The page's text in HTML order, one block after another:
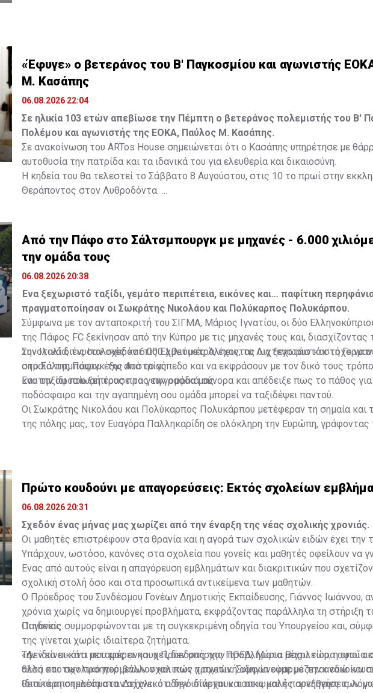
«Έφυγε» ο βετεράνος του Β' Παγκοσμίου και αγωνιστής
Μ. Κασάπης
06.08.2026 22:04
Σε ηλικία 103 ετών απεβίωσε την Πέμπτη ο βετεράνος πολεμιστής του Β'
Πολέμου και αγωνιστής της ΕΟΚΑ, Παύλος Μ. Κασάπης.
Σε ανακοίνωση του ARTos House σημειώνεται ότι ο Κασάπης υπηρέτησε με
αυτοθυσία την πατρίδα και τα ιδανικά του για ελευθερία και δικαιοσύνη.
Η κηδεία του θα τελεστεί το Σάββατο 8 Αυγούστου, στις 10 το πρωί στην
Θεράποντος στον Λυθροδόντα.
Από την Πάφο στο Σάλτσμπουργκ με μηχανές - 6.000
την ομάδα τους
06.08.2026 20:38
Ένα ξεχωριστό ταξίδι, γεμάτο περιπέτεια, εικόνες και… παφίτικη
πραγματοποίησαν οι Σωκράτης Νικολάου και Πολύκαρπος Πολυκάρπου.
Σύμφωνα με τον ανταποκριτή του ΣΙΓΜΑ, Μάριος Ιγνατίου, οι δύο
της Πάφος FC ξεκίνησαν από την Κύπρο με τις μηχανές τους και, διασχίζοντας
την Ιταλία, τις Ιταλικές και τις Ελβετικές Άλπεις, το Λιχτενστάιν και τη
στο Σάλτσμπουργκ της Αυστρίας.
Συνολικά διένυσαν σχεδόν 6.000 χιλιόμετρα, έχοντας ως ξεχωριστό στόχο να
σημαία της Πάφου έξω από το γήπεδο και να εκφράσουν με τον δικό τους
και την αφοσίωσή τους προς την ομάδα μας.
Ένα ταξίδι που ξεπέρασε τα γεωγραφικά σύνορα και απέδειξε πως το πάθος
ποδόσφαιρο και την αγαπημένη σου ομάδα μπορεί να ταξιδέψει παντού.
Οι Σωκράτης Νικολάου και Πολύκαρπος Πολυκάρπου μετέφεραν τη σημαία και
της πόλης μας, τον Ευαγόρα Παλληκαρίδη σε ολόκληρη την Ευρώπη, γράφοντας
Πρώτο κουδούνι με απαγορεύσεις: Εκτός σχολείων
06.08.2026 20:31
Σχεδόν ένας μήνας μας χωρίζει από την έναρξη της νέας σχολικής χρονιάς.
Οι μαθητές επιστρέφουν στα θρανία και η αγορά των σχολικών ειδών έχει την
Υπάρχουν, ωστόσο, κανόνες στα σχολεία που γονείς και μαθητές οφείλουν να
Ένας από αυτούς είναι η απαγόρευση εμβλημάτων και διακριτικών που
σχολική στολή όσο και στα προσωπικά αντικείμενα των μαθητών.
Ο Πρόεδρος του Συνδέσμου Γονέων Δημοτικής Εκπαίδευσης, Γιάννος Ιωάννου,
χρόνια χωρίς να δημιουργεί προβλήματα, εκφράζοντας παράλληλα τη στήριξη
Παιδείας.
«Δεν είναι κάτι που μας ανησυχεί, δεν υπήρχαν προβλήματα μέχρι τώρα αφού
αλλά και των προηγούμενων σχολικών χρονιών. Συμφωνούμε με την ανακοίνωση
θετικά αποτελέσματα. Δείχνει ότι δεν υπάρχουν τσακωμοί ή παρεξηγήσεις
Οι γονείς συμμορφώνονται με τη συγκεκριμένη οδηγία του Υπουργείου και,
της γίνεται χωρίς ιδιαίτερα ζητήματα.
Την ίδια εικόνα μεταφέρει και η Πρόεδρος της ΠΟΕΔ, Μύρια Βασιλείου, η οποία
θέση στο σχολικό περιβάλλον και πως η σχετική οδηγία εφαρμόζεται εδώ και
Ιδιαίτερη σημασία στον σχολικό οδηγό δίνεται και στις καλές συνήθειες